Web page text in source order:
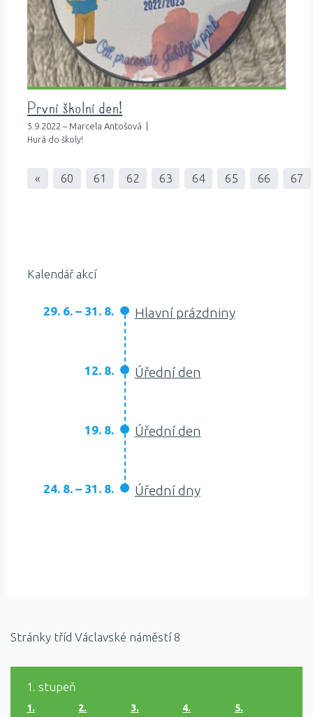
První školní den!
5.9.2022 – Marcela Antošová |
Hurá do školy!
« 60 61 62 63 64 65 66 67
Kalendář akcí
29. 6. – 31. 8. Hlavní prázdniny
12. 8. Úřední den
19. 8. Úřední den
24. 8. – 31. 8. Úřední dny
Stránky tříd Václavské náměstí 8
1. stupeň
1. 2. 3. 4. 5.